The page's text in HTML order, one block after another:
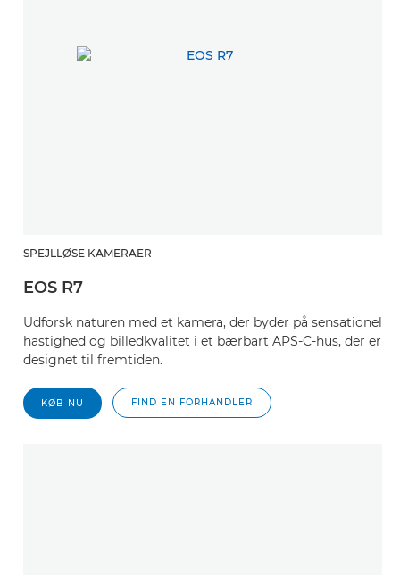
SPEJLLØSE KAMERAER
EOS R7
Udforsk naturen med et kamera, der byder på sensationel
hastighed og billedkvalitet i et bærbart APS-C-hus, der er
designet til fremtiden.
KØB NU FIND EN FORHANDLER